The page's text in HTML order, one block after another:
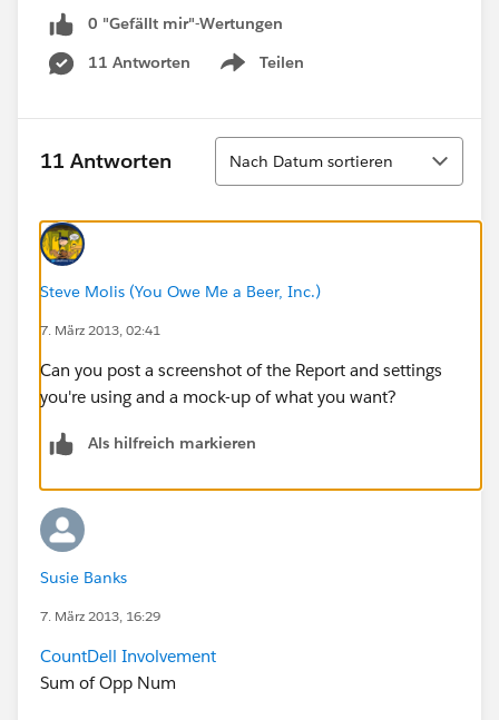
0 "Gefällt mir"-Wertungen
11 Antworten
Teilen
Show menu
11 Antworten
Sortieren
Nach Datum sortieren
Steve Molis (You Owe Me a Beer, Inc.)
7. März 2013, 02:41
Can you post a screenshot of the Report and settings
you're using and a mock-up of what you want?
Als hilfreich markieren
Susie Banks
7. März 2013, 16:29
CountDell Involvement
Sum of Opp Num